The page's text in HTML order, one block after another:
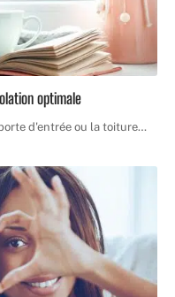
optimale
d'entrée ou la toiture…